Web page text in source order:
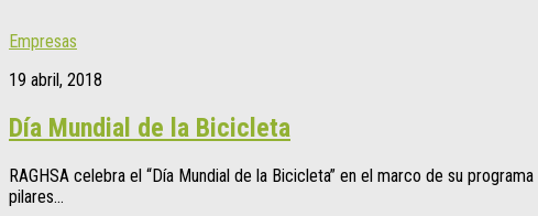
Empresas
19 abril, 2018
Día Mundial de la Bicicleta
RAGHSA celebra el “Día Mundial de la Bicicleta” en el marco de su
pilares...